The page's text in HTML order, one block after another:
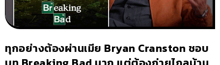
ทุกอย่างต้องผ่านเมีย Bryan Cranston ชอบ